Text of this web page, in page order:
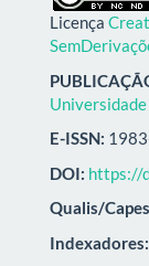
Licença
E-ISSN:
DOI: https://
Qualis/
Indexadores: